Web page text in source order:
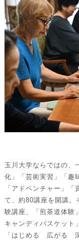
玉川大学ならではの、
化」「芸術実習」「趣
「アドベンチャー」
て、約80講座を開講。
験講座、「煎茶道体験
キャンディバスケット
「はじめる 広がる 深